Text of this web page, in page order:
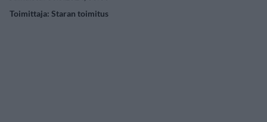
Toimittaja: Staran toimitus